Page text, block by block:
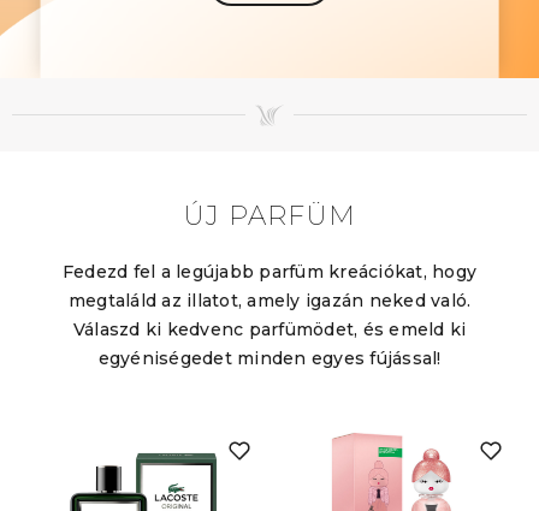
ÚJ PARFÜM
Fedezd fel a legújabb parfüm kreációkat, hogy
megtaláld az illatot, amely igazán neked való.
Válaszd ki kedvenc parfümödet, és emeld ki
egyéniségedet minden egyes fújással!